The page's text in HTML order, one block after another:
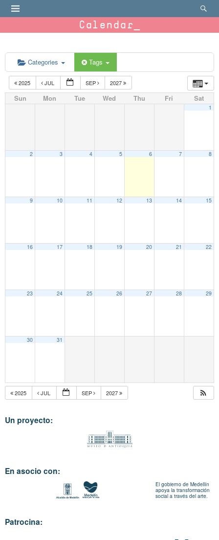
Calendar
Categories Tags
2025 JUL SEP 2027
Sun Mon Tue Wed Thu Fri Sat
1
2 3 4 5 6 7 8
9 10 11 12 13 14 15
16 17 18 19 20 21 22
23 24 25 26 27 28 29
30 31
2025 JUL SEP 2027
Un proyecto:
En asocio con:
El gobierno de Medellín
apoya la transformación
social a través del arte.
Patrocina: